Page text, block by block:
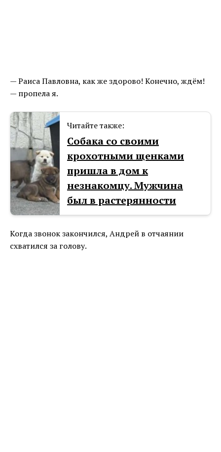
— Раиса Павловна, как же здорово! Конечно, ждём!
— пропела я.
Читайте также:
Собака со своими
крохотными щенками
пришла в дом к
незнакомцу. Мужчина
был в растерянности
Когда звонок закончился, Андрей в отчаянии
схватился за голову.